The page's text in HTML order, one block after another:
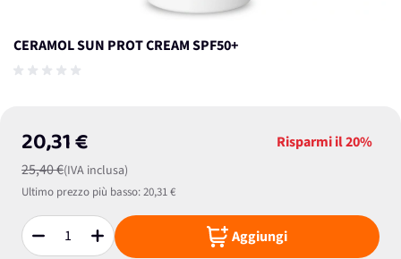
CERAMOL SUN PROT CREAM SPF50+
20,31 €
25,40 €(IVA inclusa)
Risparmi il20%
Ultimo prezzo più basso:20,31 €
Quantità Aggiungi